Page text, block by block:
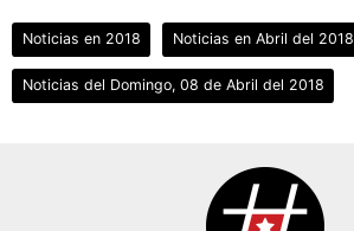
Noticias en 2018 Noticias en Abril del 2018
Noticias del Domingo, 08 de Abril del 2018